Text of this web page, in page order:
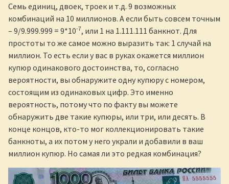
Семь единиц, двоек, троек и т.д. 9 возможных
комбинаций на 10 миллионов. А если быть совсем точным
– 9/9.999.999 = 9*10-7, или 1 на 1.111.111 банкнот. Для
простоты то же самое можно выразить так: 1 случай на
миллион. То есть если у вас в руках окажется миллион
купюр одинакового достоинства, то, согласно
вероятности, вы обнаружите одну купюру с номером,
состоящим из одинаковых цифр. Это именно
вероятность, потому что по факту вы можете
обнаружить две такие купюры, или три, или десять. В
конце концов, кто-то мог коллекционировать такие
банкноты, а их потом у него украли и добавили в ваш
миллион купюр. Но самая ли это редкая комбинация?